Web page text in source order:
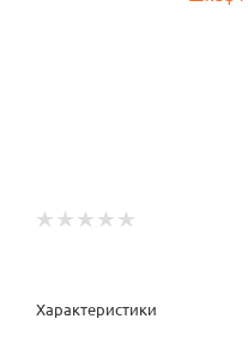
Характеристики